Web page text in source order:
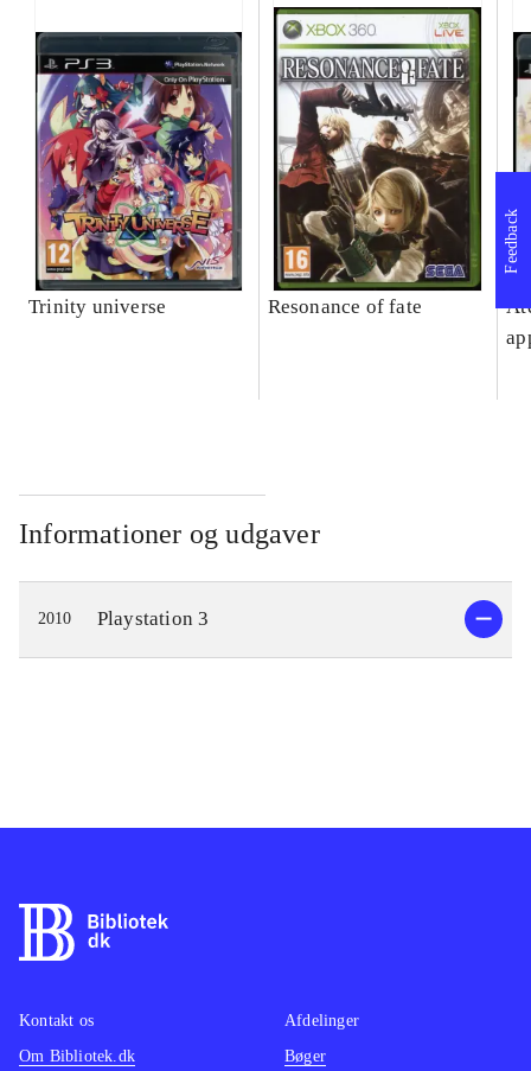
Trinity universe Resonance of fate
Informationer og udgaver
2010 Playstation 3
Feedback
Kontakt os
Om Bibliotek.dk
Afdelinger
Bøger